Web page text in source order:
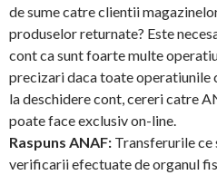
de sume catre clientii
produselor returnate? Este
cont ca sunt foarte multe
precizari daca toate operatiunile
la deschidere cont, cereri catre
poate face exclusiv on-line.
Raspuns ANAF: Transferurile ce
verificarii efectuate de organul